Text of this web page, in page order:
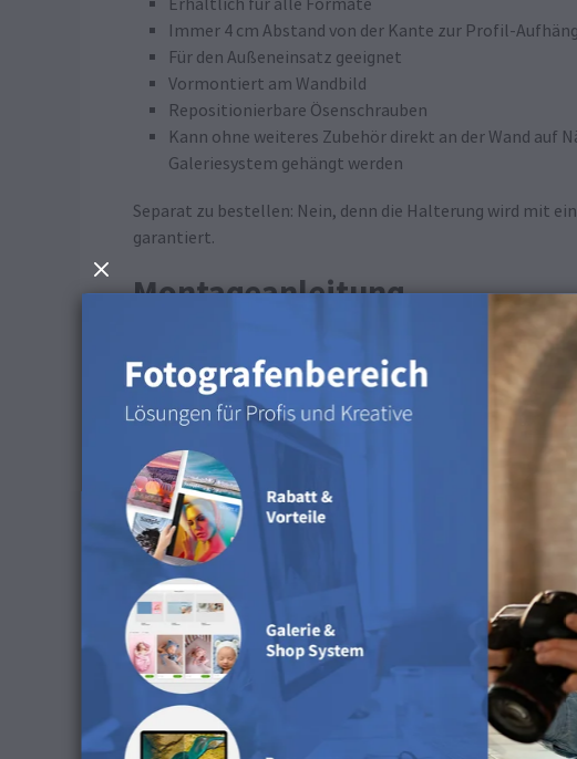
Erhältlich für alle Formate
Immer 4 cm Abstand von der Kante zur Profil-
Für den Außeneinsatz geeignet
Vormontiert am Wandbild
Repositionierbare Ösenschrauben
Kann ohne weiteres Zubehör direkt an der Wand
Galeriesystem gehängt werden
Separat zu bestellen: Nein, denn die Halterung wird mit
garantiert.
Montageanleitung
Dein Wandbild mit montierter Profil-Aufhängung
Ein Bleistift
Eine Wasserwaage (optional, aber nützlich)
Ein Maßband
Ein Seilaufhängesystem für die Galerie
Einen Hammer oder Schraubenzieher, je nach
Mit der Galerie-Profil-Aufhängung kannst du dein
wird mit Ösenschrauben geliefert, die dir beim
Wandbild gut und kippt nicht in unerwünschte
Bestimme zunächst die Höhe, in der dein Wandbild
Dann kannst du das Galeriesystem entweder direkt in
Herzlichen Glückwunsch, dein Wandbild hängt jetzt an der